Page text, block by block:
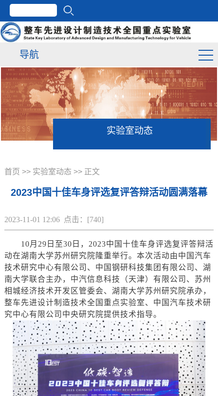
导航
实验室动态
首页 >> 实验室动态 >> 正文
2023中国十佳车身评选复评答辩活动圆满落幕
2023-11-01 12:06 点击：[740]
10月29日至30日，2023中国十佳车身评选复评答辩活
动在湖南大学苏州研究院隆重举行。本次活动由中国汽车
技术研究中心有限公司、中国钢研科技集团有限公司、湖
南大学联合主办，中汽信息科技（天津）有限公司、苏州
相城经济技术开发区管委会、湖南大学苏州研究院承办，
整车先进设计制造技术全国重点实验室、中国汽车技术研
究中心有限公司中央研究院提供技术指导。